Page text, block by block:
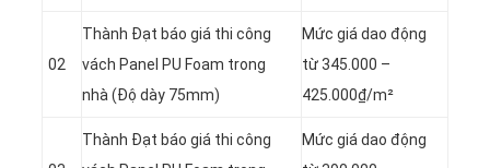
02
Thành Đạt báo giá thi công
vách Panel PU Foam trong
nhà (Độ dày 75mm)
Mức giá dao động
từ 345.000 –
425.000₫/m²
Thành Đạt báo giá thi công
Mức giá dao động